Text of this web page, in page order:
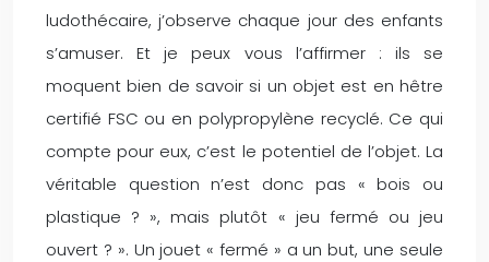
ludothécaire, j’observe chaque jour des enfants
s’amuser. Et je peux vous l’affirmer : ils se
moquent bien de savoir si un objet est en hêtre
certifié FSC ou en polypropylène recyclé. Ce qui
compte pour eux, c’est le potentiel de l’objet. La
véritable question n’est donc pas « bois ou
plastique ? », mais plutôt « jeu fermé ou jeu
ouvert ? ». Un jouet « fermé » a un but, une seule